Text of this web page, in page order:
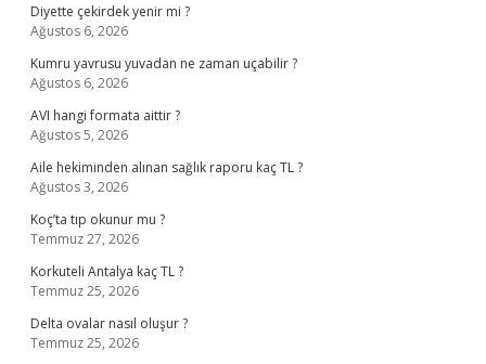
Diyette çekirdek yenir mi ?
Ağustos 6, 2026
Kumru yavrusu yuvadan ne zaman uçabilir ?
Ağustos 6, 2026
AVI hangi formata aittir ?
Ağustos 5, 2026
Aile hekiminden alınan sağlık raporu kaç TL ?
Ağustos 3, 2026
Koç’ta tıp okunur mu ?
Temmuz 27, 2026
Korkuteli Antalya kaç TL ?
Temmuz 25, 2026
Delta ovalar nasıl oluşur ?
Temmuz 25, 2026